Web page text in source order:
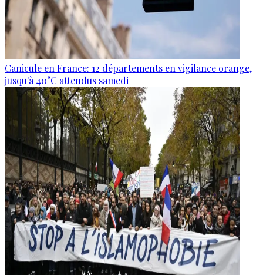
Canicule en France: 12 départements en vigilance orange,
jusqu'à 40°C attendus samedi